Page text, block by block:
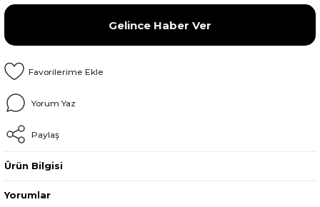
Gelince Haber Ver
Yorum Yaz
Paylaş
Ürün Bilgisi
Yorumlar